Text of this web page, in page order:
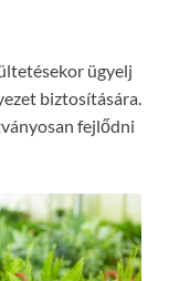
ügyelj
biztosítására.
fejlődni